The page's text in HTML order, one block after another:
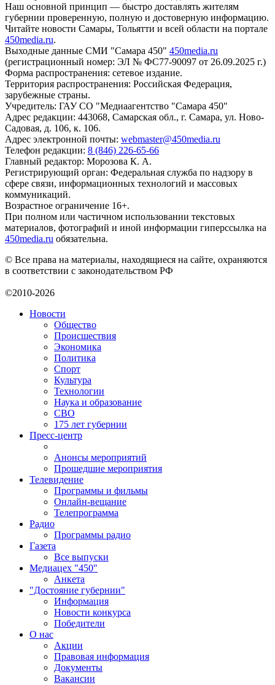
Наш основной принцип — быстро доставлять жителям
губернии проверенную, полную и достоверную информацию.
Читайте новости Самары, Тольятти и всей области на портале
450media.ru.
Выходные данные СМИ "Самара 450" 450media.ru
(регистрационный номер: ЭЛ № ФС77-90097 от 26.09.2025 г.)
Форма распространения: сетевое издание.
Территория распространения: Российская Федерация,
зарубежные страны.
Учредитель: ГАУ СО "Медиаагентство "Самара 450"
Адрес редакции: 443068, Самарская обл., г. Самара, ул. Ново-
Садовая, д. 106, к. 106.
Адрес электронной почты: webmaster@450media.ru
Телефон редакции: 8 (846) 226-65-66
Главный редактор: Морозова К. А.
Регистрирующий орган: Федеральная служба по надзору в
сфере связи, информационных технологий и массовых
коммуникаций.
Возрастное ограничение 16+.
При полном или частичном использовании текстовых
материалов, фотографий и иной информации гиперссылка на
450media.ru обязательна.
© Все права на материалы, находящиеся на сайте, охраняются
в соответствии с законодательством РФ
©2010-2026
Новости
Общество
Происшествия
Экономика
Политика
Спорт
Культура
Технологии
Наука и образование
СВО
175 лет губернии
Пресс-центр
Анонсы мероприятий
Прошедшие мероприятия
Телевидение
Программы и фильмы
Онлайн-вещание
Телепрограмма
Радио
Программы радио
Газета
Все выпуски
Медиацех "450"
Анкета
"Достояние губернии"
Информация
Новости конкурса
Победители
О нас
Акции
Правовая информация
Документы
Вакансии